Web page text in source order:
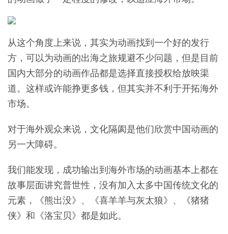
从这个角度上来说，其实为动画找到一个好的发行
方，可以为动画的出海之旅规避不少问题，但是目前
国内大部分的动画作品都是选择直接授权给放映渠
道。这样或许能挣更多钱，但其实并不利于开拓海外
市场。
对于海外观众来说，文化隔阂是他们欣赏中国动画的
另一大障碍。
我们能发现，成功输出到海外市场的动画基本上都在
故事层面讲究普世性，没有加入太多中国传统文化的
元素，《熊出没》、《喜羊羊与灰太狼》、《猪猪
侠》和《洛宝贝》都是如此。